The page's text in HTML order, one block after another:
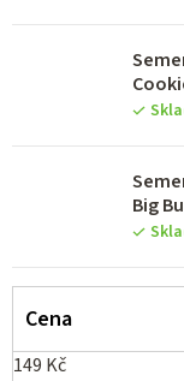
Big
Cena
149 Kč
r
u